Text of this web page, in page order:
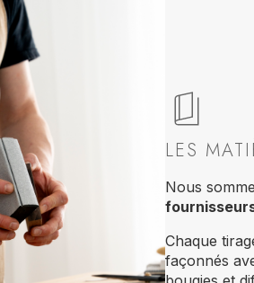
LES
Nous
Chaque
façonnés